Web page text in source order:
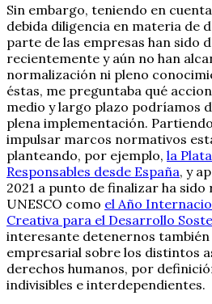
Sin embargo, teniendo en
debida diligencia en materia de
parte de las empresas han sido
recientemente y aún no han
normalización ni pleno
éstas, me preguntaba qué
medio y largo plazo podríamos
plena implementación.
impulsar marcos normativos
planteando, por ejemplo, la
Responsables desde España, y
2021 a punto de finalizar ha
UNESCO como el Año
Creativa para el Desarrollo
interesante detenernos también
empresarial sobre los distintos
derechos humanos, por
indivisibles e interdependientes.